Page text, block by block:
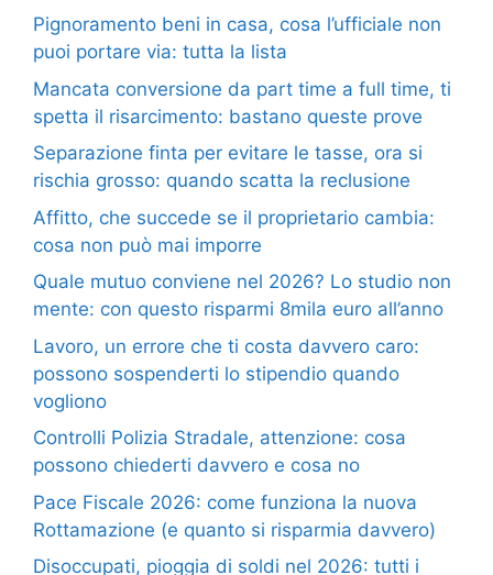
Pignoramento beni in casa, cosa l’ufficiale non
puoi portare via: tutta la lista
Mancata conversione da part time a full time, ti
spetta il risarcimento: bastano queste prove
Separazione finta per evitare le tasse, ora si
rischia grosso: quando scatta la reclusione
Affitto, che succede se il proprietario cambia:
cosa non può mai imporre
Quale mutuo conviene nel 2026? Lo studio non
mente: con questo risparmi 8mila euro all’anno
Lavoro, un errore che ti costa davvero caro:
possono sospenderti lo stipendio quando
vogliono
Controlli Polizia Stradale, attenzione: cosa
possono chiederti davvero e cosa no
Pace Fiscale 2026: come funziona la nuova
Rottamazione (e quanto si risparmia davvero)
Disoccupati, pioggia di soldi nel 2026: tutti i